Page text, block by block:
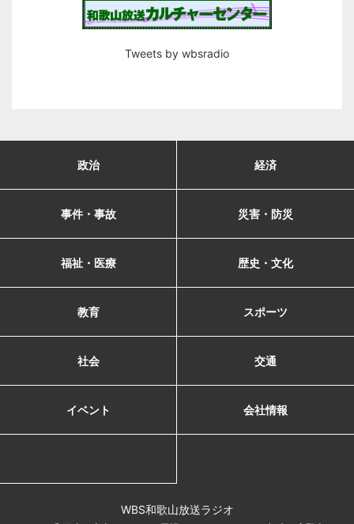
Tweets by wbsradio
政治 経済
事件・事故 災害・防災
福祉・医療 歴史・文化
教育 スポーツ
社会 交通
イベント 会社情報
WBS和歌山放送ラジオ